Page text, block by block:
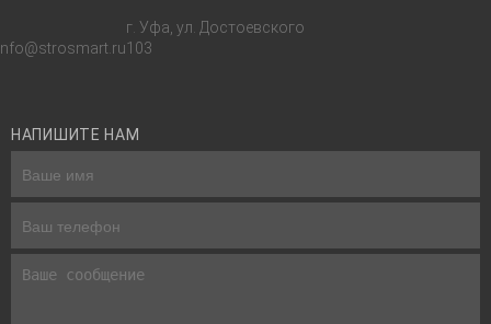
г. Уфа, ул. Достоевского
103
НАПИШИТЕ НАМ